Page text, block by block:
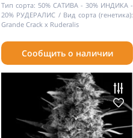
Тип сорта: 50% САТИВА - 30% ИНДИКА -
20% РУДЕРАЛИС
Вид сорта (генетика):
Grande Crack x Ruderalis
Сообщить о наличии